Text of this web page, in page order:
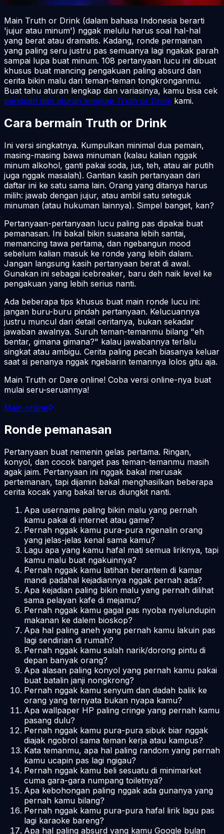
Main Truth or Drink (dalam bahasa Indonesia berarti
'jujur atau minum') nggak melulu harus soal hal-hal
yang berat atau dramatis. Kadang, ronde permainan
yang paling seru justru pas semuanya lagi ngakak parah
sampai lupa buat minum. 108 pertanyaan lucu ini dibuat
khusus buat mancing pengakuan paling absurd dan
cerita bikin malu dari teman-teman tongkronganmu.
Buat tahu aturan lengkap dan variasinya, kamu bisa cek
panduan dan aturan lengkap Truth or Drink kami.
Cara bermain Truth or Drink
Ini versi singkatnya. Kumpulkan minimal dua pemain,
masing-masing bawa minuman (kalau kalian nggak
minum alkohol, ganti pakai soda, jus, teh, atau air putih
juga nggak masalah). Gantian kasih pertanyaan dari
daftar ini ke satu sama lain. Orang yang ditanya harus
milih: jawab dengan jujur, atau ambil satu seteguk
minuman (atau hukuman lainnya). Simpel banget, kan?
Pertanyaan-pertanyaan lucu paling pas dipakai buat
pemanasan. Ini bakal bikin suasana lebih santai,
memancing tawa pertama, dan ngebangun mood
sebelum kalian masuk ke ronde yang lebih dalam.
Jangan langsung kasih pertanyaan berat di awal.
Gunakan ini sebagai icebreaker, baru deh naik level ke
pengakuan yang lebih serius nanti.
Ada beberapa tips khusus buat main ronde lucu ini:
jangan buru-buru pindah pertanyaan. Kelucuannya
justru muncul dari detail ceritanya, bukan sekadar
jawaban awalnya. Suruh teman-temanmu bilang "eh
bentar, gimana gimana?" kalau jawabannya terlalu
singkat atau ambigu. Cerita paling pecah biasanya keluar
saat si penanya nggak ngebiarin temannya lolos gitu aja.
Main Truth or Dare online! Coba versi online-nya buat
mulai seru-seruannya!
Main online
Ronde pemanasan
Pertanyaan buat nemenin gelas pertama. Ringan,
konyol, dan cocok banget pas teman-temanmu masih
agak jaim. Pertanyaan ini nggak bakal merusak
pertemanan, tapi dijamin bakal menghasilkan beberapa
cerita kocak yang bakal terus diungkit nanti.
Apa username paling bikin malu yang pernah
kamu pakai di internet atau game?
Pernah nggak kamu pura-pura ngenalin orang
yang jelas-jelas kenal sama kamu?
Lagu apa yang kamu hafal mati semua liriknya, tapi
kamu malu buat ngakuinnya?
Pernah nggak kamu latihan berantem di kamar
mandi padahal kejadiannya nggak pernah ada?
Apa kejadian paling bikin malu yang pernah dilihat
sama pelayan kafe di mejamu?
Pernah nggak kamu gagal pas nyoba nyelundupin
makanan ke dalem bioskop?
Apa hal paling aneh yang pernah kamu lakuin pas
lagi sendirian di rumah?
Pernah nggak kamu salah narik/dorong pintu di
depan banyak orang?
Apa alasan paling konyol yang pernah kamu pakai
buat batalin janji nongkrong?
Pernah nggak kamu senyum dan dadah balik ke
orang yang ternyata bukan nyapa kamu?
Apa wallpaper HP paling cringe yang pernah kamu
pasang dulu?
Pernah nggak kamu pura-pura sibuk biar nggak
diajak ngobrol sama teman kerja atau kampus?
Kata temanmu, apa hal paling random yang pernah
kamu ucapin pas lagi ngigau?
Pernah nggak kamu beli sesuatu di minimarket
cuma gara-gara numpang toiletnya?
Apa kebohongan paling nggak ada gunanya yang
pernah kamu bilang?
Pernah nggak kamu pura-pura hafal lirik lagu pas
lagi karaoke bareng?
Apa hal paling absurd yang kamu Google bulan